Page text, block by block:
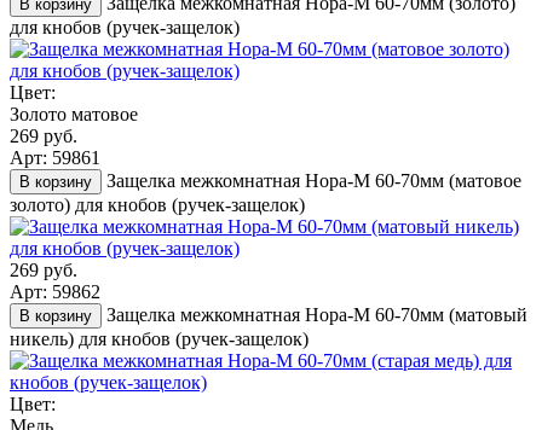
В корзину
для кнобов (ручек-защелок)
Цвет:
Золото матовое
269 руб.
Арт: 59861
В корзину
Защелка межкомнатная Нора-М 60-70мм (матовое
золото) для кнобов (ручек-защелок)
269 руб.
Арт: 59862
В корзину
Защелка межкомнатная Нора-М 60-70мм (матовый
никель) для кнобов (ручек-защелок)
Цвет:
Медь